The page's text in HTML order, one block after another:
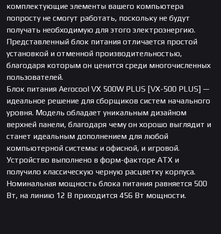
комплектующие элементы вашего компьютера
попросту не смогут работать, поскольку не будут
получать необходимую для этого электроэнергию.
Представленный блок питания отличается простой
установкой и отменной производительностью,
благодаря которым он ценится среди многочисленных
пользователей.
Блок питания Aerocool VX 500W PLUS [VX-500 PLUS] —
идеальное решение для сборщиков систем начального
уровня. Модель обладает уникальным дизайном
верхней панели, благодаря чему он хорошо выглядит и
станет идеальным дополнением для любой
компьютерной системы: и офисной, и игровой.
Устройство выполнено в форм-факторе ATX и
получило классическую черную расцветку корпуса.
Номинальная мощность блока питания равняется 500
Вт, на линию 12 В приходится 456 Вт мощности.